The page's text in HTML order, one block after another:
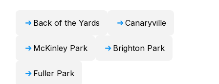
Back of the Yards Canaryville
McKinley Park Brighton Park
Fuller Park